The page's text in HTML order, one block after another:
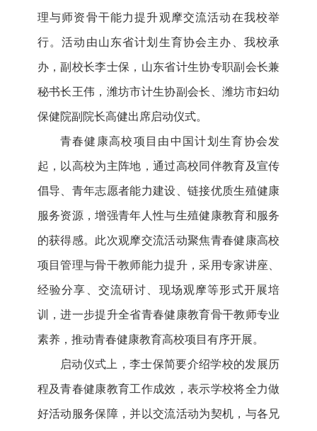
理与师资骨干能力提升观摩交流活动在我校举
行。活动由山东省计划生育协会主办、我校承
办，副校长李士保，山东省计生协专职副会长兼
秘书长王伟，潍坊市计生协副会长、潍坊市妇幼
保健院副院长高健出席启动仪式。
青春健康高校项目由中国计划生育协会发
起，以高校为主阵地，通过高校同伴教育及宣传
倡导、青年志愿者能力建设、链接优质生殖健康
服务资源，增强青年人性与生殖健康教育和服务
的获得感。此次观摩交流活动聚焦青春健康高校
项目管理与骨干教师能力提升，采用专家讲座、
经验分享、交流研讨、现场观摩等形式开展培
训，进一步提升全省青春健康教育骨干教师专业
素养，推动青春健康教育高校项目有序开展。
启动仪式上，李士保简要介绍学校的发展历
程及青春健康教育工作成效，表示学校将全力做
好活动服务保障，并以交流活动为契机，与各兄